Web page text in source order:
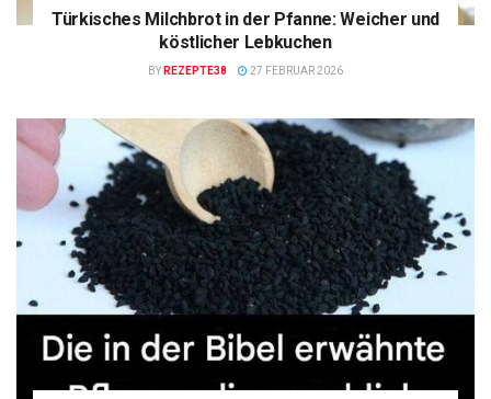
Türkisches Milchbrot in der Pfanne: Weicher und
köstlicher Lebkuchen
BY REZEPTE38 27 FEBRUAR 2026